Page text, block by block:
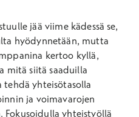
jää viime kädessä se,
hyödynnetään, mutta
kertoo kyllä,
mitä siitä saaduilla
yhteisötasolla
ja voimavarojen
Fokusoidulla yhteistyöllä